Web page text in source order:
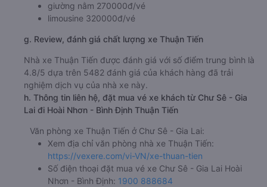
giường nằm 270000đ/vé
limousine 320000đ/vé
g. Review, đánh giá chất lượng xe Thuận Tiến
Nhà xe Thuận Tiến được đánh giá với số điểm trung bình là
4.8/5 dựa trên 5482 đánh giá của khách hàng đã trải
nghiệm dịch vụ của nhà xe này.
h. Thông tin liên hệ, đặt mua vé xe khách từ Chư Sê - Gia
Lai đi Hoài Nhơn - Bình Định Thuận Tiến
Văn phòng xe Thuận Tiến ở Chư Sê - Gia Lai:
Xem địa chỉ văn phòng nhà xe Thuận Tiến:
https://vexere.com/vi-VN/xe-thuan-tien
Số điện thoại đặt mua vé xe Chư Sê - Gia Lai Hoài
Nhơn - Bình Định: 1900 888684